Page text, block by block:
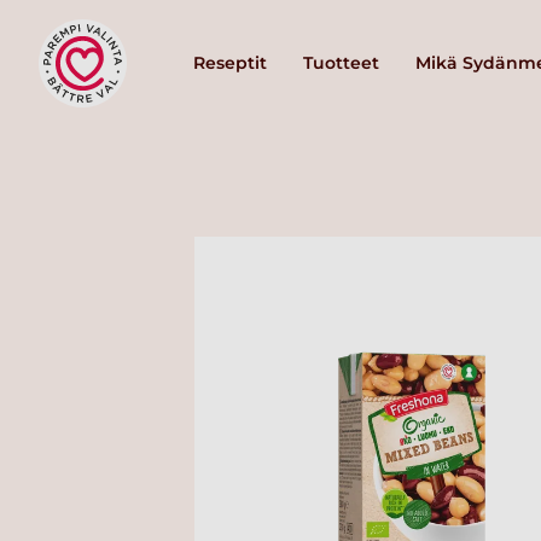
Reseptit Tuotteet Mikä